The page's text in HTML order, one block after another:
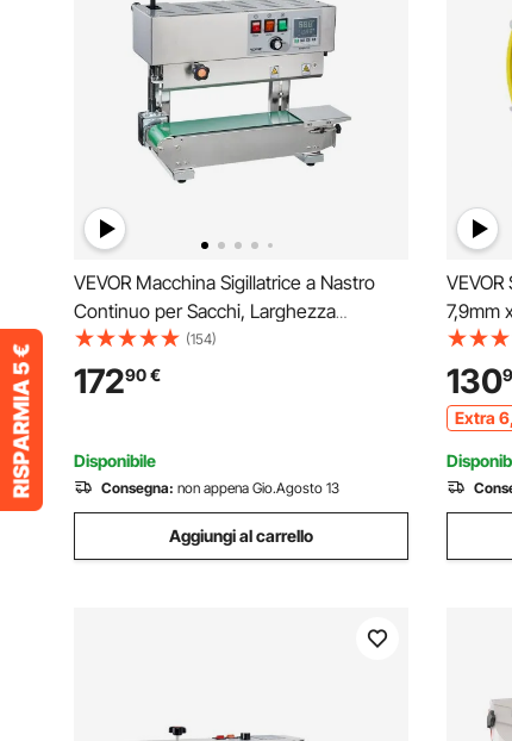
VEVOR Macchina Sigillatrice a Nastro
Continuo per Sacchi, Larghezza
Saldatura 6-12 mm con Controllo Digitale
Temperatura, Sigillatrice per Sacchi in
Acciaio Inossidabile per Plastica da 0,02-
(154)
17290€
Disponibile
Consegna: non appena Gio.Agosto 13
Aggiungi al carrello
7,9mm
con 2
130
Extra 6